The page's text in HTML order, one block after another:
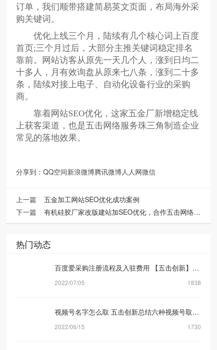
订单，我们顺带搭建简易英文页面，布局海外采
购关键词。
优化上线三个月，陆续有几个核心词上百度
首页;三个月过后，大部分主推关键词稳定排名
靠前。网站访客从原先一天几个人，涨到日均二
十多人，月有效询盘从原来七八条，涨到二十多
条，陆续对接上电子、自动化设备行业的采购
商。
靠着网站SEO优化，这家五金厂新增稳定线
上获客渠道，也是五击网络服务珠三角制造企业
常见的落地效果。
分享到：QQ空间新浪微博腾讯微博人人网微信
上一篇五金加工网站SEO优化成功案例
下一篇有机硅胶厂家改版建站加SEO优化，合作五击网络后线上询盘稳步上涨
热门动态
百度爱采购注册流程及入驻费用 【五击创新】网络营销公司
2022/07/05 1838
视频号名字怎么取 五击创新总结六种视频号取名方式
2022/06/15 1730